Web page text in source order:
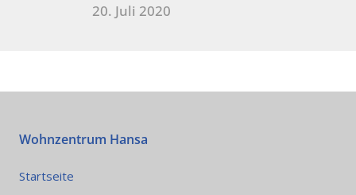
20. Juli 2020
Wohnzentrum Hansa
Startseite